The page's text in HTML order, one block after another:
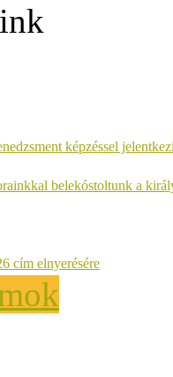
képzéssel
belekóstoltunk a
cím elnyerésére